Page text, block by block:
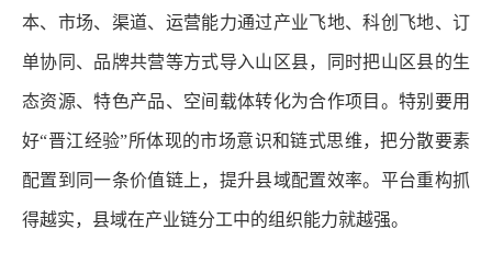
本、市场、渠道、运营能力通过产业飞地、科创飞地、订
单协同、品牌共营等方式导入山区县，同时把山区县的生
态资源、特色产品、空间载体转化为合作项目。特别要用
好“晋江经验”所体现的市场意识和链式思维，把分散要素
配置到同一条价值链上，提升县域配置效率。平台重构抓
得越实，县域在产业链分工中的组织能力就越强。